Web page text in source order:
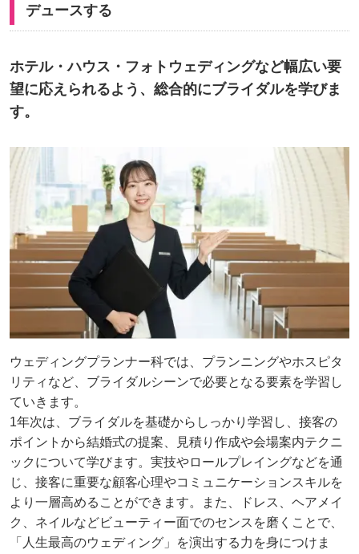
デュースする
ホテル・ハウス・フォトウェディングなど幅広い要
望に応えられるよう、総合的にブライダルを学びま
す。
ウェディングプランナー科では、プランニングやホスピタ
リティなど、ブライダルシーンで必要となる要素を学習し
ていきます。
1年次は、ブライダルを基礎からしっかり学習し、接客の
ポイントから結婚式の提案、見積り作成や会場案内テクニ
ックについて学びます。実技やロールプレイングなどを通
じ、接客に重要な顧客心理やコミュニケーションスキルを
より一層高めることができます。また、ドレス、ヘアメイ
ク、ネイルなどビューティー面でのセンスを磨くことで、
「人生最高のウェディング」を演出する力を身につけま